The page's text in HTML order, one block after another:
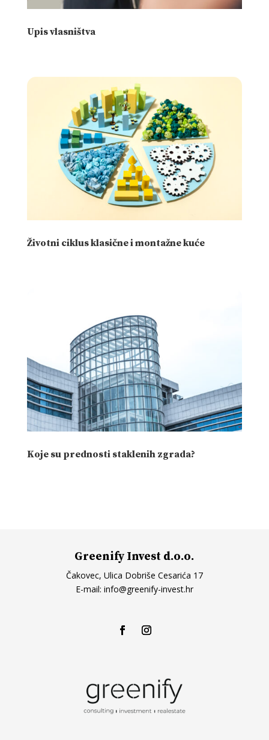
Upis vlasništva
Životni ciklus klasične i montažne kuće
Koje su prednosti staklenih zgrada?
Greenify Invest d.o.o.
Čakovec, Ulica Dobriše Cesarića 17
E-mail: info@greenify-invest.hr